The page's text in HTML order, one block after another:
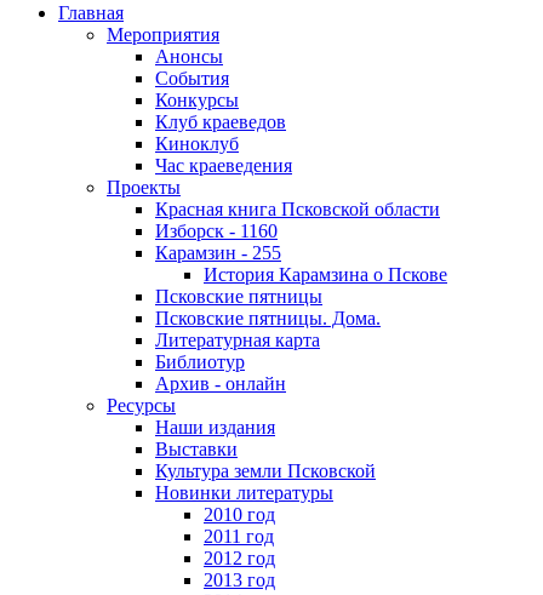
Главная
Мероприятия
Анонсы
События
Конкурсы
Клуб краеведов
Киноклуб
Час краеведения
Проекты
Красная книга Псковской области
Изборск - 1160
Карамзин - 255
История Карамзина о Пскове
Псковские пятницы
Псковские пятницы. Дома.
Литературная карта
Библиотур
Архив - онлайн
Ресурсы
Наши издания
Выставки
Культура земли Псковской
Новинки литературы
2010 год
2011 год
2012 год
2013 год